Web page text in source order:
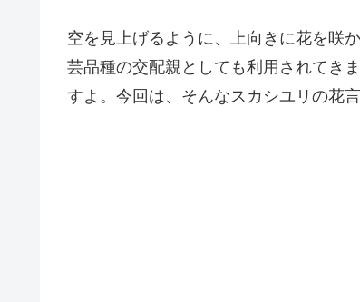
空を見上げるように、上向きに花を咲
芸品種の交配親としても利用されてき
すよ。今回は、そんなスカシユリの花